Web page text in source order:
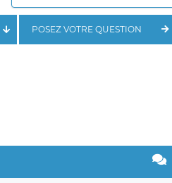
POSEZ VOTRE QUESTION